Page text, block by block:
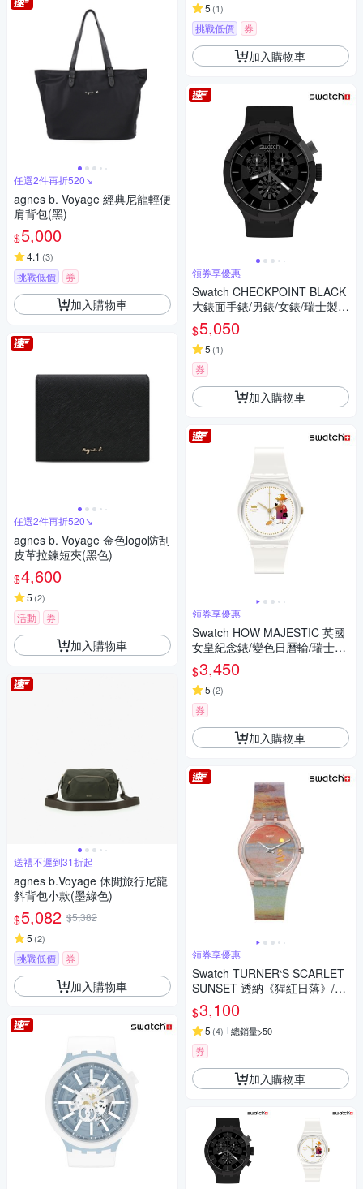
任選2件再折520↘
agnes b. Voyage 經典尼龍輕便
肩背包(黑)
$5,000
4.1 (3)
挑戰低價 券
加入購物車
任選2件再折520↘
agnes b. Voyage 金色logo防刮
皮革拉鍊短夾(黑色)
$4,600
5 (2)
活動 券
加入購物車
送禮不遲到31折起
agnes b.Voyage 休閒旅行尼龍
斜背包小款(墨綠色)
$5,082 $5,382
5 (2)
挑戰低價 券
加入購物車
5 (1)
挑戰低價 券
加入購物車
領券享優惠
Swatch CHECKPOINT BLACK
大錶面手錶/男錶/女錶/瑞士製造
SB02B400 (47mm)
$5,050
5 (1)
券
加入購物車
領券享優惠
Swatch HOW MAJESTIC 英國
女皇紀念錶/變色日曆輪/瑞士製
造 GZ711 (34mm)
$3,450
5 (2)
券
加入購物車
領券享優惠
Swatch TURNER‵S SCARLET
SUNSET 透納《猩紅日落》/泰
德美術館聯名 SO28Z700 (34m
m)
$3,100
5 (4) 總銷量>50
券
加入購物車